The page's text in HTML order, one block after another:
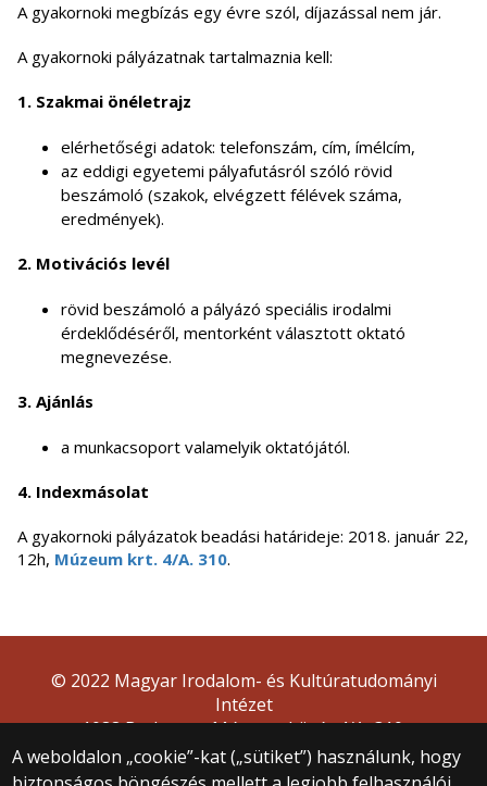
A gyakornoki megbízás egy évre szól, díjazással nem jár.
A gyakornoki pályázatnak tartalmaznia kell:
1. Szakmai önéletrajz
elérhetőségi adatok: telefonszám, cím, ímélcím,
az eddigi egyetemi pályafutásról szóló rövid
beszámoló (szakok, elvégzett félévek száma,
eredmények).
2. Motivációs levél
rövid beszámoló a pályázó speciális irodalmi
érdeklődéséről, mentorként választott oktató
megnevezése.
3. Ajánlás
a munkacsoport valamelyik oktatójától.
4. Indexmásolat
A gyakornoki pályázatok beadási határideje: 2018. január 22,
12h, Múzeum krt. 4/A. 310.
A weboldalon „cookie”-kat („sütiket”) használunk, hogy
© 2022 Magyar Irodalom- és Kultúratudományi
Intézet
1088 Budapest, Múzeum körút 4/A, 310.